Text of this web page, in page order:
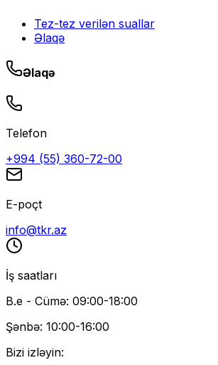
Tez-tez verilən suallar
Əlaqə
Əlaqə
Telefon
+994 (55) 360-72-00
E-poçt
info@tkr.az
İş saatları
B.e - Cümə: 09:00-18:00
Şənbə: 10:00-16:00
Bizi izləyin: